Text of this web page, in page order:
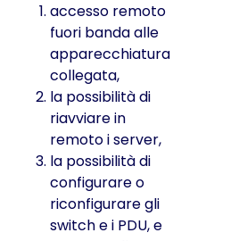
accesso remoto
fuori banda alle
apparecchiatura
collegata,
la possibilità di
riavviare in
remoto i server,
la possibilità di
configurare o
riconfigurare gli
switch e i PDU, e